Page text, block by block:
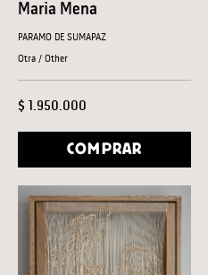
Maria Mena
PARAMO DE SUMAPAZ
Otra / Other
$ 1.950.000
COMPRAR